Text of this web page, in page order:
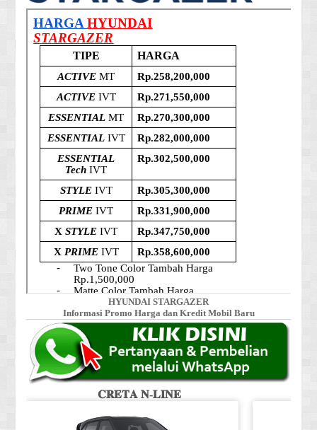
HYUNDAI STARGAZER
Informasi Promo Harga dan Kredit Mobil Baru
𝐂𝐑𝐄𝐓𝐀 𝐍-𝐋𝐈𝐍𝐄